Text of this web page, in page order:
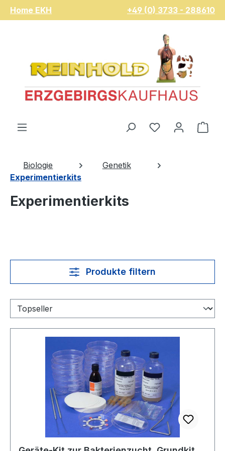
Zum Hauptinhalt springen
Home EKH +49 (0) 3733 - 288610
Du hast 0
Biologie
Genetik
Experimentierkits
Experimentierkits
Produkte filtern